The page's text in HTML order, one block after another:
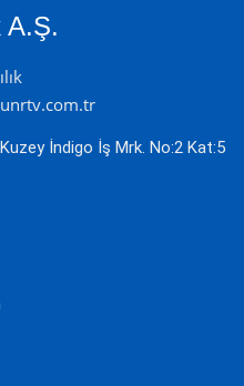
A.Ş.
Kuzey İndigo İş Mrk. No:2 Kat:5